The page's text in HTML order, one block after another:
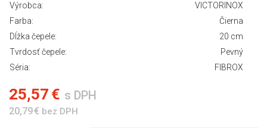
Výrobca:
VICTORINOX
Farba:
Čierna
Dĺžka čepele:
20 cm
Tvrdosť čepele:
Pevný
Séria:
FIBROX
25,57 € s DPH
20,79 € bez DPH